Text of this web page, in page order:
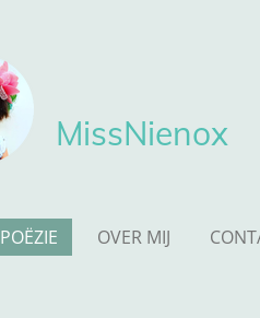
MissNienox
POËZIE OVER MIJ